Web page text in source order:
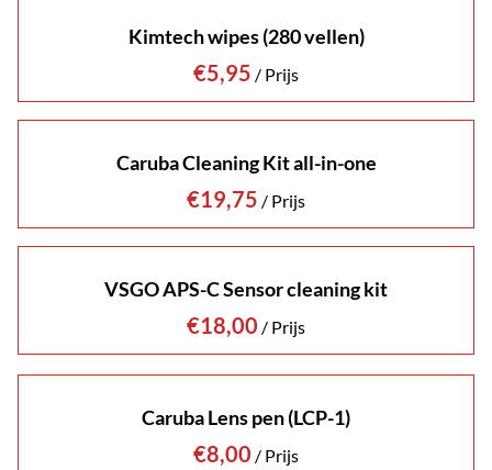
Kimtech wipes (280 vellen)
/
Caruba Cleaning Kit all-in-one
/
VSGO APS-C Sensor cleaning kit
/
Caruba Lens pen (LCP-1)
/